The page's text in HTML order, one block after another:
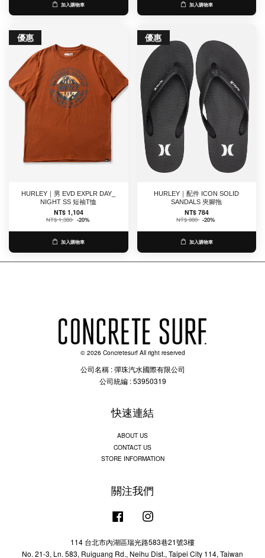
加入購物車 加入購物車
優惠
HURLEY｜男 EVD EXPLR DAY_
NIGHT SS 短袖T恤
NT$ 1,104
NT$ 1,380 -20%
加入購物車
優惠
HURLEY｜配件 ICON SOLID
SANDALS 夾腳拖
NT$ 784
NT$ 980 -20%
加入購物車
© 2026 Concretesurf All right reserved
公司名稱 : 彈珠汽水國際有限公司
公司統編 : 53950319
快速連結
ABOUT US
CONTACT US
STORE INFORMATION
關注我們
Facebook
114 台北市內湖區瑞光路583巷21號3樓
No. 21-3, Ln. 583, Ruiguang Rd., Neihu Dist., Taipei City 114, Taiwan